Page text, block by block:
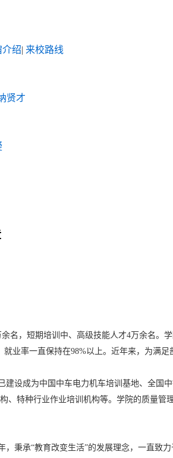
介绍| 来校路线
贤才
，短期培训中、高级技能人才4万余名。
业率一直保持在98%以上。近年来，为满
成为中国中车电力机车培训基地、全国
特种行业作业培训机构等。学院的质量管
承“教育改变生活”的发展理念，一直致